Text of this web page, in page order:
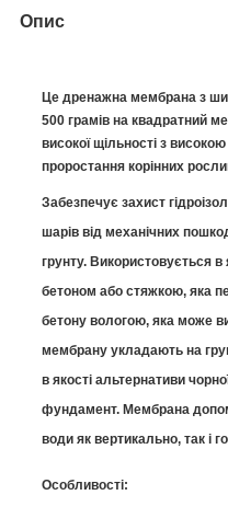
Опис
Це дренажна мембрана з
500 грамів на квадратний
високої щільності з
проростання корінних
Забезпечує захист
шарів від механічних
грунту. Використовується в
бетоном або стяжкою, яка
бетону вологою, яка може
мембрану укладають на
в якості альтернативи
фундамент. Мембрана
води як вертикально, так і
Особливості: